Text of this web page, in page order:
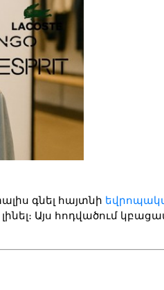
գնել հայտնի
Այս հոդվածում